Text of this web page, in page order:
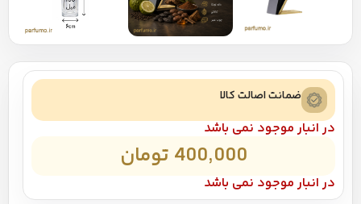
ضمانت اصالت کالا
در انبار موجود نمی باشد
400,000 تومان
در انبار موجود نمی باشد